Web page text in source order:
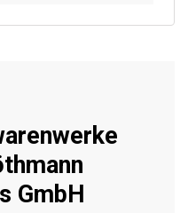
GmbH